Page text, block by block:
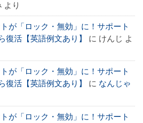
より
が「ロック・無効」に！サポート
復活【英語例文あり】
に けんじ よ
が「ロック・無効」に！サポート
復活【英語例文あり】
に なんじゃ
が「ロック・無効」に！サポート